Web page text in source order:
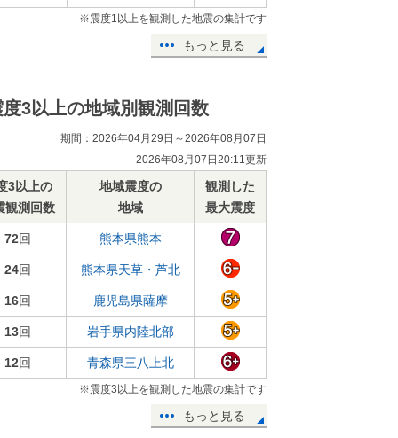
※震度1以上を観測した地震の集計です
もっと見る
度3以上の地域別観測回数
期間：2026年04月29日～2026年08月07日
2026年08月07日20:11更新
3以上の
観測回数
地域震度の
地域
観測した
最大震度
72回 熊本県熊本
24回 熊本県天草・芦北
16回 鹿児島県薩摩
13回 岩手県内陸北部
12回 青森県三八上北
※震度3以上を観測した地震の集計です
もっと見る